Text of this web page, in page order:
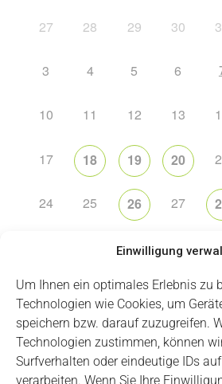
Einwilligung
Um Ihnen ein optimales Erlebnis zu
Technologien wie Cookies, um
speichern bzw. darauf zuzugreifen.
Technologien zustimmen, können
Surfverhalten oder eindeutige IDs
verarbeiten. Wenn Sie Ihre
27
28 29 30
3 4 5 6
10 11 12 13
17 18 19 20
24 25 26 27
2 3
Impressum Datenschutz